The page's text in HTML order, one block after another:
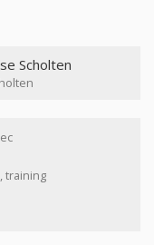
Scholten
training